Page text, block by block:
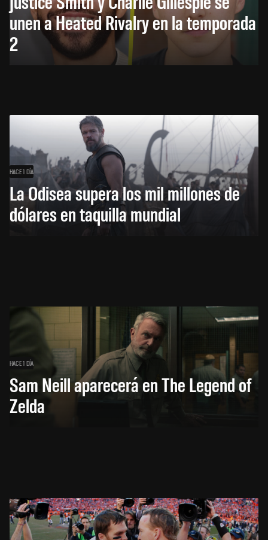
unen a Heated Rivalry en la temporada
2
HACE 1 DÍA
La Odisea supera los mil millones de
dólares en taquilla mundial
HACE 1 DÍA
Sam Neill aparecerá en The Legend of
Zelda